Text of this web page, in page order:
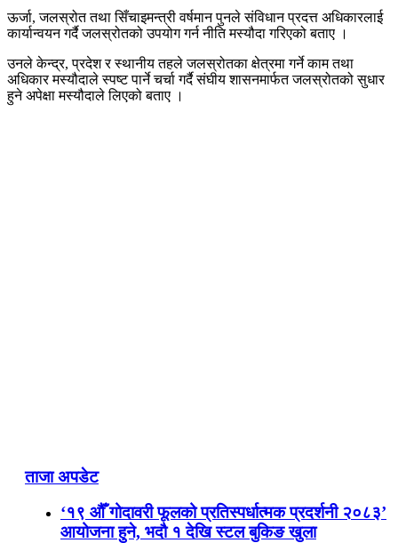
ऊर्जा, जलस्रोत तथा सिँचाइमन्त्री वर्षमान पुनले संविधान प्रदत्त अधिकारलाई
कार्यान्वयन गर्दै जलस्रोतको उपयोग गर्न नीति मस्यौदा गरिएको बताए ।
उनले केन्द्र, प्रदेश र स्थानीय तहले जलस्रोतका क्षेत्रमा गर्ने काम तथा
अधिकार मस्यौदाले स्पष्ट पार्ने चर्चा गर्दै संघीय शासनमार्फत जलस्रोतको सुधार
हुने अपेक्षा मस्यौदाले लिएको बताए ।
ताजा अपडेट
‘१९ औँ गोदावरी फूलको प्रतिस्पर्धात्मक प्रदर्शनी २०८३’
आयोजना हुने, भदौ १ देखि स्टल बुकिङ खुला